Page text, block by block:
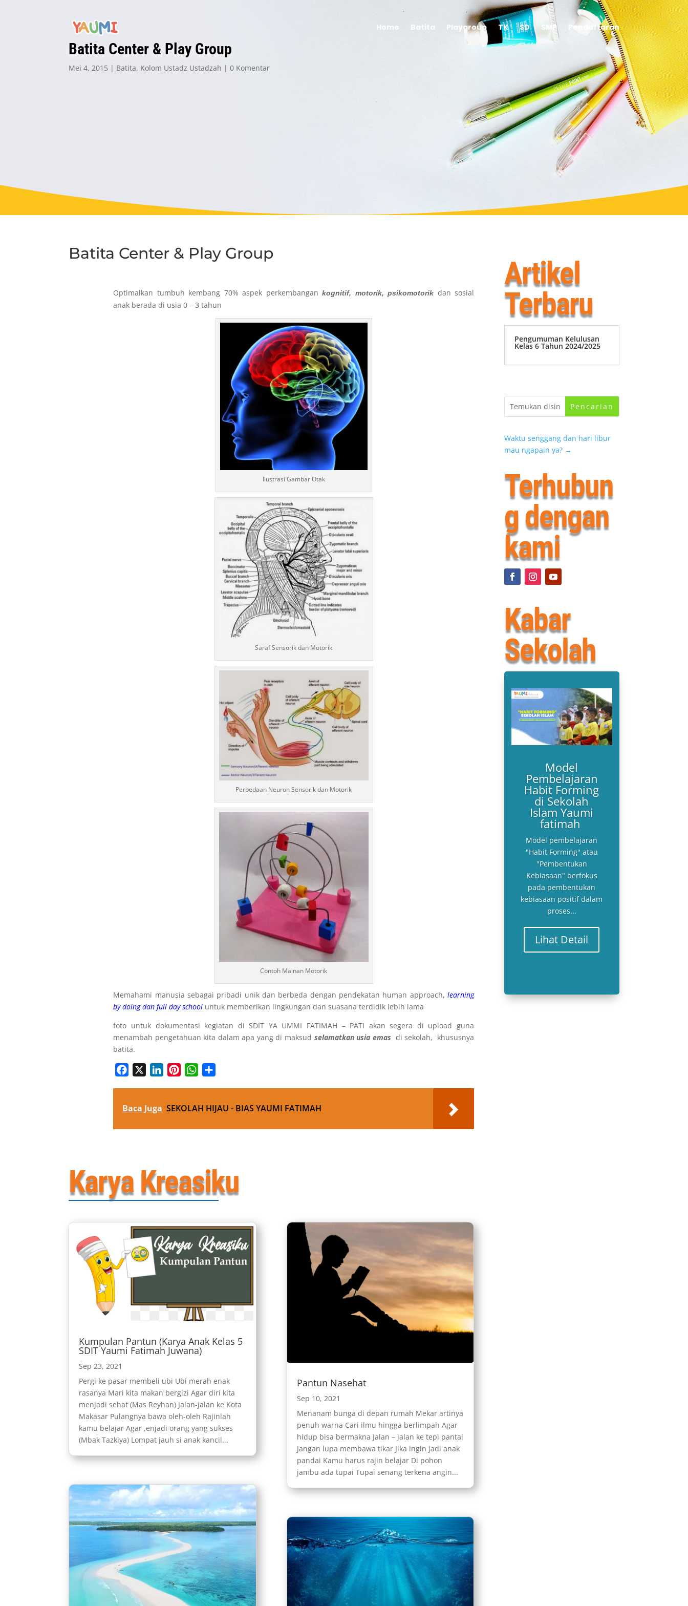
Home Batita Playgroup TK SD SMP Pendaftaran
Batita Center & Play Group
Mei 4, 2015 Batita, Kolom Ustadz Ustadzah 0 Komentar
Batita Center & Play Group
Optimalkan tumbuh kembang 70% aspek perkembangankognitif, motorik, psikomotorik dan sosial
anak berada di usia 0 – 3 tahun
Ilustrasi Gambar Otak
Saraf Sensorik dan Motorik
Perbedaan Neuron Sensorik dan Motorik
Contoh Mainan Motorik
Memahami manusia sebagai pribadi unik dan berbeda dengan pendekatan human approach, learning
by doing dan full day school untuk memberikan lingkungan dan suasana terdidik lebih lama
foto untuk dokumentasi kegiatan di SDIT YA UMMI FATIMAH – PATI akan segera di upload guna
menambah pengetahuan kita dalam apa yang di maksud selamatkan usia emas di sekolah, khususnya
batita.
Facebook LinkedInPinterestWhatsApp
Baca Juga SEKOLAH HIJAU - BIAS YAUMI FATIMAH
Karya Kreasiku
Kumpulan Pantun (Karya Anak Kelas 5
SDIT Yaumi Fatimah Juwana)
Sep 23, 2021
Pergi ke pasar membeli ubi Ubi merah enak
rasanya Mari kita makan bergizi Agar diri kita
menjadi sehat (Mas Reyhan) Jalan-jalan ke Kota
Makasar Pulangnya bawa oleh-oleh Rajinlah
kamu belajar Agar ,enjadi orang yang sukses
(Mbak Tazkiya) Lompat jauh si anak kancil...
Pantun Nasehat
Sep 10, 2021
Menanam bunga di depan rumah Mekar artinya
penuh warna Cari ilmu hingga berlimpah Agar
hidup bisa bermakna Jalan – jalan ke tepi pantai
Jangan lupa membawa tikar Jika ingin jadi anak
pandai Kamu harus rajin belajar Di pohon
jambu ada tupai Tupai senang terkena angin...
Artikel
Terbaru
Pengumuman Kelulusan
Kelas 6 Tahun 2024/2025
Waktu senggang dan hari libur
mau ngapain ya? →
Terhubun
g dengan
kami
Kabar
Sekolah
Model
Pembelajaran
Habit Forming
di Sekolah
Islam Yaumi
fatimah
Model pembelajaran
"Habit Forming" atau
"Pembentukan
Kebiasaan" berfokus
pada pembentukan
kebiasaan positif dalam
proses...
Lihat Detail